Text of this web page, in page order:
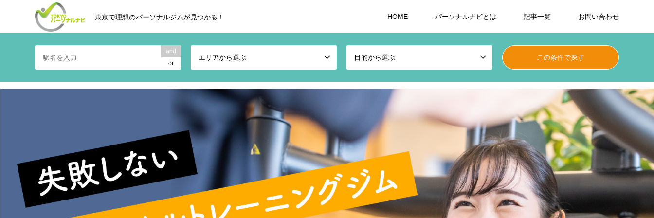
東京で理想のパーソナルジムが見つかる！ HOME パーソナルナビとは 記事一覧 お問い合わせ
and
or
エリアから選ぶ 目的から選ぶ